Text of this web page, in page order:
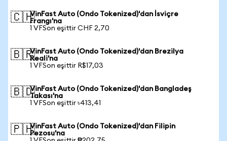
🇨🇭VinFast Auto (Ondo Tokenized)'dan İsviçre
Frangı'na
1 VFSon eşittir CHF 2,70
🇧🇷VinFast Auto (Ondo Tokenized)'dan Brezilya
Reali'na
1 VFSon eşittir R$17,03
🇧🇩VinFast Auto (Ondo Tokenized)'dan Bangladeş
Takası'na
1 VFSon eşittir ৳413,41
🇵🇭VinFast Auto (Ondo Tokenized)'dan Filipin
Pezosu'na